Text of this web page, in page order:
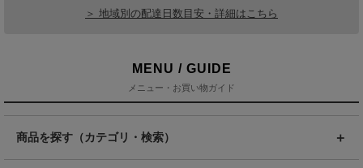
＞ 地域別の配達日数目安・詳細はこちら
MENU / GUIDE
メニュー・お買い物ガイド
商品を探す（カテゴリ・検索）